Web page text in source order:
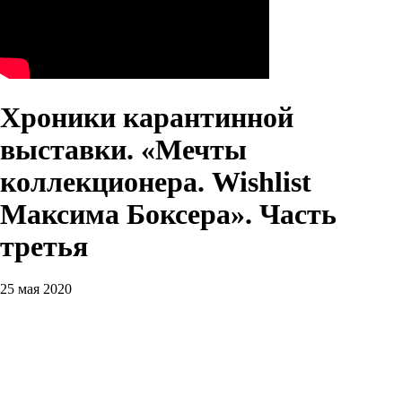
Хроники карантинной
выставки. «Мечты
коллекционера. Wishlist
Максима Боксера». Часть
третья
25 мая 2020